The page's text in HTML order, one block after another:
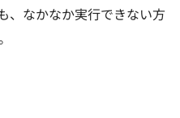
、なかなか実行できない方